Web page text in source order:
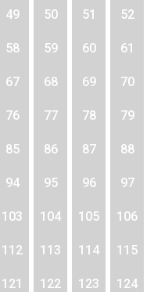
49 50 51 52
58 59 60 61
67 68 69 70
76 77 78 79
85 86 87 88
94 95 96 97
103 104 105 106
112 113 114 115
121 122 123 124